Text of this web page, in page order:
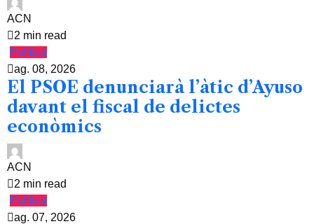
ACN
2 min read
Política
ag. 08, 2026
El PSOE denunciarà l’àtic d’Ayuso
davant el fiscal de delictes
econòmics
ACN
2 min read
Política
ag. 07, 2026